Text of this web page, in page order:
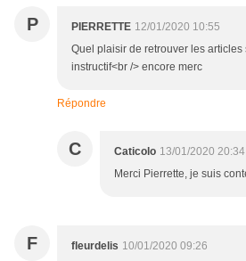
P PIERRETTE 12/01/2020 10:55
Quel plaisir de retrouver les articles
instructif<br /> encore merc
Répondre
C Caticolo 13/01/2020 20:34
Merci Pierrette, je suis
F fleurdelis 10/01/2020 09:26